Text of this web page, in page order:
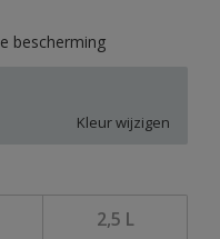
bescherming
Kleur wijzigen
2,5 L